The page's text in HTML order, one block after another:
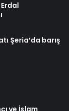
Şeria’da barış